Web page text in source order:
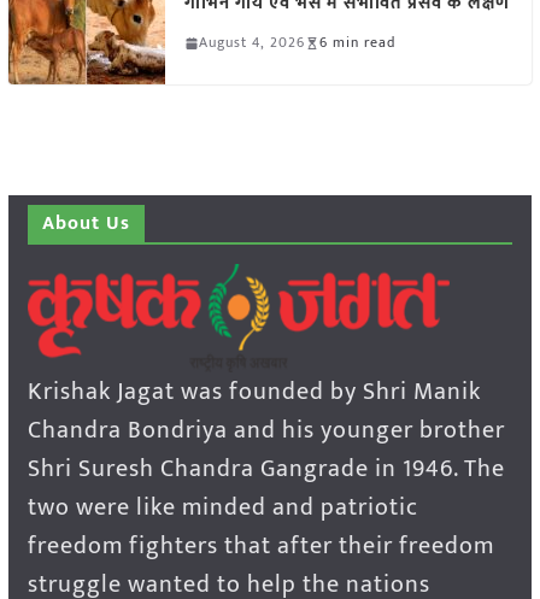
August 4, 2026 6 min read
About Us
Krishak Jagat was founded by Shri Manik
Chandra Bondriya and his younger brother
Shri Suresh Chandra Gangrade in 1946. The
two were like minded and patriotic
freedom fighters that after their freedom
struggle wanted to help the nations